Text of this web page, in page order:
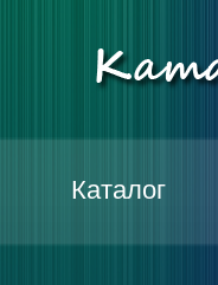
Каталог